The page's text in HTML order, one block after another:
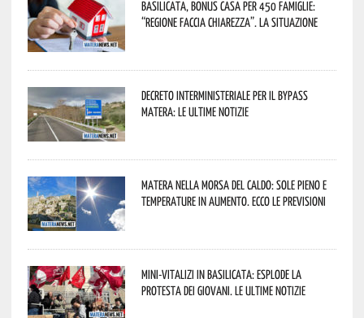
Basilicata, Bonus casa per 450 famiglie:
“Regione faccia chiarezza”. La situazione
Decreto interministeriale per il Bypass
Matera: le ultime notizie
Matera nella morsa del caldo: sole pieno e
temperature in aumento. Ecco le previsioni
Mini-vitalizi in Basilicata: esplode la
protesta dei giovani. Le ultime notizie